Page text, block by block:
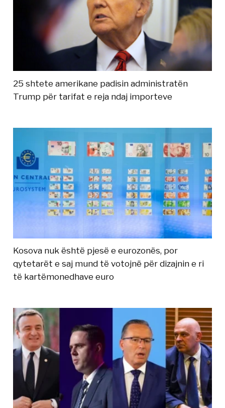
25 shtete amerikane padisin administratën
Trump për tarifat e reja ndaj importeve
Kosova nuk është pjesë e eurozonës, por
qytetarët e saj mund të votojnë për dizajnin e ri
të kartëmonedhave euro